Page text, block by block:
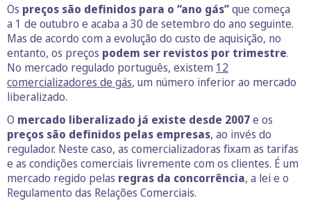
Os preços são definidos para o “ano gás”que começa
a 1 de outubro e acaba a 30 de setembro do ano seguinte.
Mas de acordo com a evolução do custo de aquisição, no
entanto, os preços podem ser revistos por trimestre.
No mercado regulado português, existem 12
comercializadores de gás, um número inferior ao mercado
liberalizado.
O mercado liberalizado já existe desde 2007e os
preços são definidos pelas empresas, ao invés do
regulador. Neste caso, as comercializadoras fixam as tarifas
e as condições comerciais livremente com os clientes. É um
mercado regido pelas regras da concorrência, a lei e o
Regulamento das Relações Comerciais.